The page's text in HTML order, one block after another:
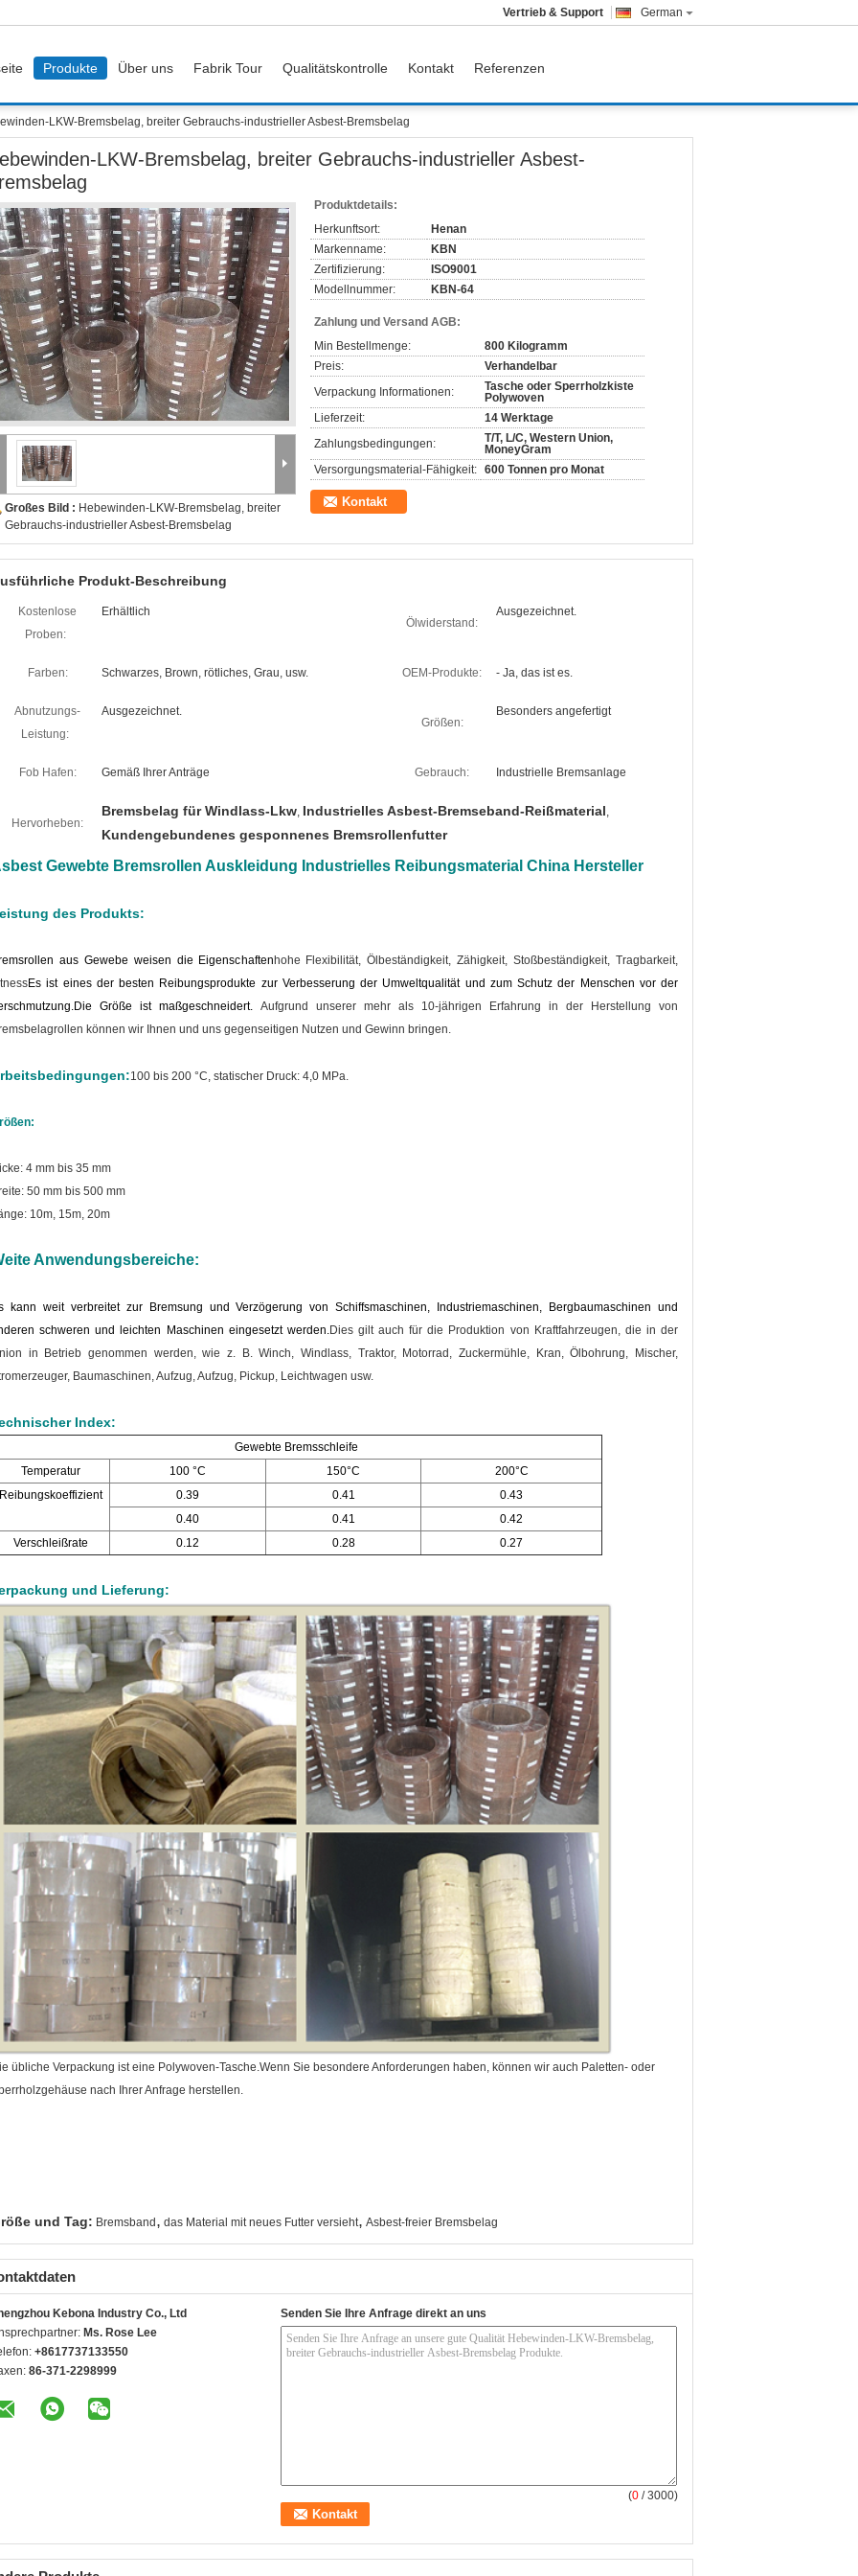
German
Vertrieb & Support
Produkte Über uns Fabrik Tour Qualitätskontrolle Kontakt Referenzen
LKW-Bremsbelag, breiter Gebrauchs-industrieller Asbest-Bremsbelag
LKW-Bremsbelag, breiter Gebrauchs-industrieller Asbest-
Großes Bild : Hebewinden-LKW-Bremsbelag, breiter
Gebrauchs-industrieller Asbest-Bremsbelag
Produktdetails:
Herkunftsort:
Henan
Markenname:
KBN
Zertifizierung:
ISO9001
Modellnummer:
KBN-64
Zahlung und Versand AGB:
Min Bestellmenge:
800 Kilogramm
Preis:
Verhandelbar
Verpackung Informationen:
Tasche oder Sperrholzkiste
Polywoven
Lieferzeit:
14 Werktage
Zahlungsbedingungen:
T/T, L/C, Western Union,
MoneyGram
Versorgungsmaterial-Fähigkeit: 600 Tonnen pro Monat
Kontakt
Produkt-Beschreibung
Kostenlose
Proben:
Erhältlich
Ölwiderstand:
Ausgezeichnet.
Farben: Schwarzes, Brown, rötliches, Grau, usw. OEM-Produkte: - Ja, das ist es.
Abnutzungs-
Leistung:
Ausgezeichnet.
Größen:
Besonders angefertigt
Fob Hafen: Gemäß Ihrer Anträge Gebrauch: Industrielle Bremsanlage
Hervorheben:
Bremsbelag für Windlass-Lkw, Industrielles Asbest-Bremseband-Reißmaterial,
Kundengebundenes gesponnenes Bremsrollenfutter
Gewebte Bremsrollen Auskleidung Industrielles Reibungsmaterial China Hersteller
des Produkts:
aus Gewebe weisen die Eigenschaften hohe Flexibilität, Ölbeständigkeit, Zähigkeit, Stoßbeständigkeit, Tragbarkeit,
Es ist eines der besten Reibungsprodukte zur Verbesserung der Umweltqualität und zum Schutz der Menschen vor der
Die Größe ist maßgeschneidert. Aufgrund unserer mehr als 10-jährigen Erfahrung in der Herstellung von
können wir Ihnen und uns gegenseitigen Nutzen und Gewinn bringen.
100 bis 200 °C, statischer Druck: 4,0 MPa.
4 mm bis 35 mm
50 mm bis 500 mm
10m, 15m, 20m
Anwendungsbereiche:
kann weit verbreitet zur Bremsung und Verzögerung von Schiffsmaschinen, Industriemaschinen, Bergbaumaschinen und
schweren und leichten Maschinen eingesetzt werden.Dies gilt auch für die Produktion von Kraftfahrzeugen, die in der
in Betrieb genommen werden, wie z. B. Winch, Windlass, Traktor, Motorrad, Zuckermühle, Kran, Ölbohrung, Mischer,
Baumaschinen, Aufzug, Aufzug, Pickup, Leichtwagen usw.
Index:
Gewebte Bremsschleife
Temperatur
100 °C 150°C
200°C
0.39 0.41
0.43
0.40
0.41
0.42
Verschleißrate
0.12 0.28 0.27
und Lieferung:
übliche Verpackung ist eine Polywoven-Tasche.Wenn Sie besondere Anforderungen haben, können wir auch Paletten- oder
nach Ihrer Anfrage herstellen.
und Tag: Bremsband , das Material mit neues Futter versieht, Asbest-freier Bremsbelag
Kebona Industry Co., Ltd
Ms. Rose Lee
+8617737133550
86-371-2298999
Senden Sie Ihre Anfrage direkt an uns
(0 / 3000)